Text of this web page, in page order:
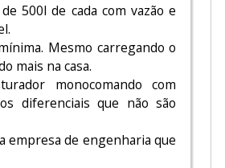
500l de cada com vazão e
Mesmo carregando o
mais na casa.
monocomando com
diferenciais que não são
empresa de engenharia que